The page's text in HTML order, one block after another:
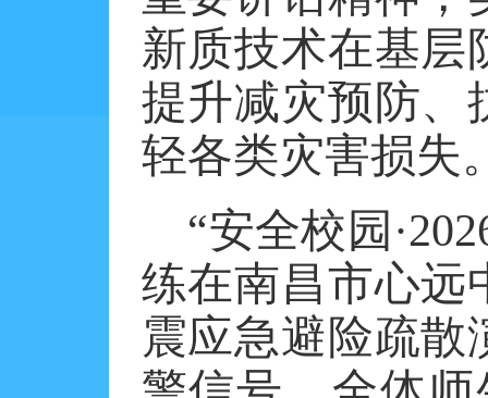
新质技术在基层
提升减灾预防、
轻各类灾害损失
“安全校园
练在南昌市心远
震应急避险疏散